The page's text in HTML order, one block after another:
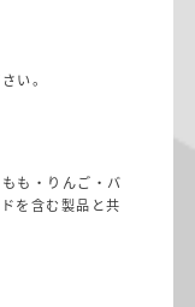
い。
も・りんご・バ
を含む製品と共